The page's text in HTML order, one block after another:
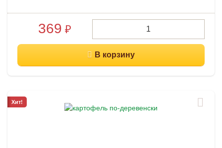
369 ₽
Хит!